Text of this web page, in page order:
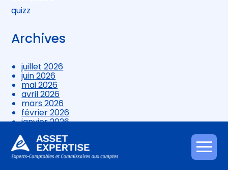
Aller
au
quizz
Archives
juillet 2026
juin 2026
mai 2026
avril 2026
mars 2026
février 2026
janvier 2026
novembre 2025
octobre 2025
septembre 2025